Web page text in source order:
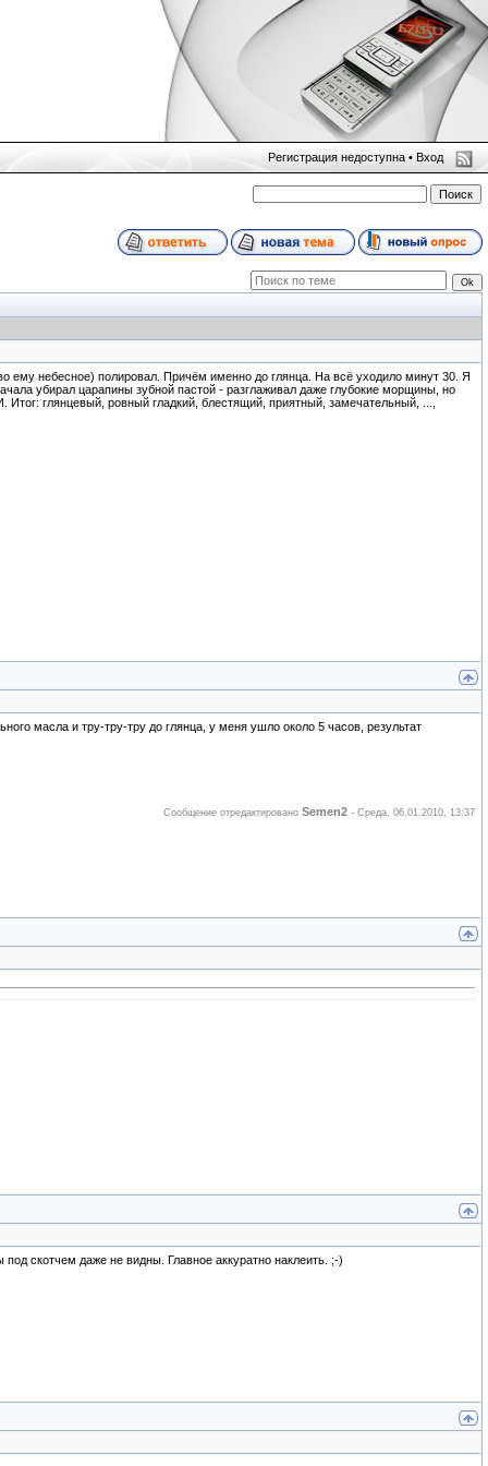
Регистрация недоступна • Вход
ему небесное) полировал. Причём именно до глянца. На всё уходило минут 30. Я
убирал царапины зубной пастой - разглаживал даже глубокие морщины, но
глянцевый, ровный гладкий, блестящий, приятный, замечательный, ...,
масла и тру-тру-тру до глянца, у меня ушло около 5 часов, результат
Сообщение отредактировано Semen2 - Среда, 06.01.2010, 13:37
скотчем даже не видны. Главное аккуратно наклеить. ;-)